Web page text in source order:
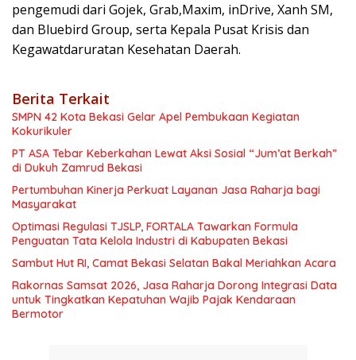
pengemudi dari Gojek, Grab,Maxim, inDrive, Xanh SM,
dan Bluebird Group, serta Kepala Pusat Krisis dan
Kegawatdaruratan Kesehatan Daerah.
Berita Terkait
SMPN 42 Kota Bekasi Gelar Apel Pembukaan Kegiatan
Kokurikuler
PT ASA Tebar Keberkahan Lewat Aksi Sosial “Jum’at Berkah”
di Dukuh Zamrud Bekasi
Pertumbuhan Kinerja Perkuat Layanan Jasa Raharja bagi
Masyarakat
Optimasi Regulasi TJSLP, FORTALA Tawarkan Formula
Penguatan Tata Kelola Industri di Kabupaten Bekasi
Sambut Hut RI, Camat Bekasi Selatan Bakal Meriahkan Acara
Rakornas Samsat 2026, Jasa Raharja Dorong Integrasi Data
untuk Tingkatkan Kepatuhan Wajib Pajak Kendaraan
Bermotor